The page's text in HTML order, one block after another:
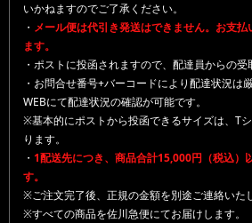
いかねますのでご了承ください。
・ メール便は代引き発送はできません。お支払
ます。
・ポストに投函されますので、配達員からの受
・お問合せ番号+バーコードにより配達状況は
WEBにて配達状況の確認が可能です。
※基本的にポストから投函できるサイズは、T
ります。
・ 1配送先につき、商品合計15,000円（税込）
す。
※ご注文完了後、正規の金額を別途ご連絡いた
※すべての商品を佐川急便にてお届けします。